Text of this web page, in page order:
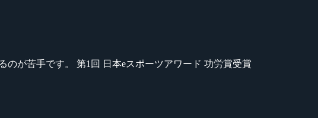
のが苦手です。 第1回 日本eスポーツアワード 功労賞受賞